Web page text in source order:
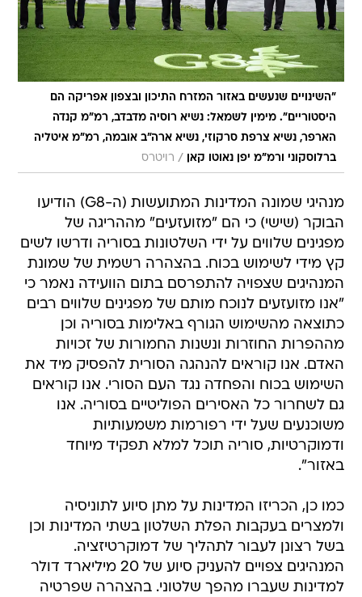
"השינויים שנעשים באזור המזרח התיכון ובצפון אפריקה הם
היסטוריים". מימין לשמאל: נשיא רוסיה מדבדב, רמ"מ קנדה
הארפר, נשיא צרפת סרקוזי, נשיא ארה"ב אובמה, רמ"מ איטליה
ברלוסקוני ורמ"מ יפן נאוטו קאן
/ רויטרס
מנהיגי שמונה המדינות המתועשות (ה-G8) הודיעו
הבוקר (שישי) כי הם "מזועזעים" מההריגה של
מפגינים שלווים על ידי השלטונות בסוריה ודרשו לשים
קץ מידי לשימוש בכוח. בהצהרה רשמית של שמונת
המנהיגים שצפויה להתפרסם בתום הוועידה נאמר כי
"אנו מזועזעים לנוכח מותם של מפגינים שלווים רבים
כתוצאה מהשימוש הגורף באלימות בסוריה וכן
מההפרות החוזרות ונשנות החמורות של זכויות
האדם. אנו קוראים להנהגה הסורית להפסיק מיד את
השימוש בכוח והפחדה נגד העם הסורי. אנו קוראים
גם לשחרור כל האסירים הפוליטיים בסוריה. אנו
משוכנעים שעל ידי רפורמות משמעותיות
ודמוקרטיות, סוריה תוכל למלא תפקיד מיוחד
באזור".
כמו כן, הכריזו המדינות על מתן סיוע לתוניסיה
ולמצרים בעקבות הפלת השלטון בשתי המדינות וכן
בשל רצונן לעבור לתהליך של דמוקרטיזציה.
המנהיגים צפויים להעניק סיוע של 20 מיליארד דולר
למדינות שעברו מהפך שלטוני. בהצהרה שפרטיה